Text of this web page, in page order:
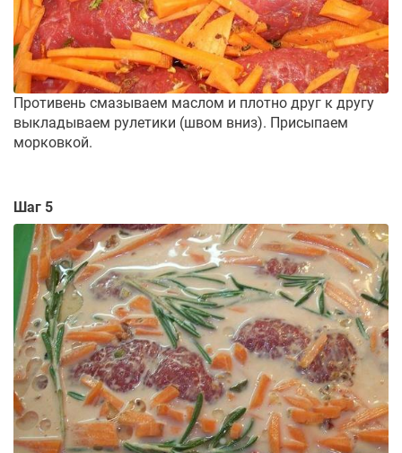
Противень смазываем маслом и плотно друг к другу
выкладываем рулетики (швом вниз). Присыпаем
морковкой.
Шаг 5